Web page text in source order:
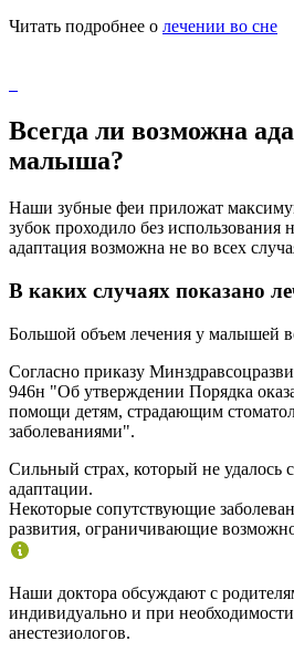
Читать подробнее о лечении во сне
Всегда ли возможна
малыша?
Наши зубные феи приложат
зубок проходило без
адаптация возможна не во всех
В каких случаях показано
Большой объем лечения у малышей
Cогласно приказу
946н "Об утверждении Порядка
помощи детям, страдающим
заболеваниями".
Сильный страх, который не удалось
адаптации.
Некоторые сопутствующие
развития, ограничивающие
Наши доктора обсуждают с
индивидуально и при
анестезиологов.